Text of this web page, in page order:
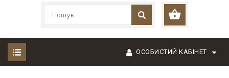
ОСОБИСТИЙ КАБІНЕТ